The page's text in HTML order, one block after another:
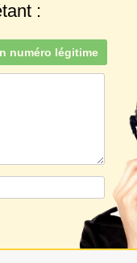
:
numéro légitime